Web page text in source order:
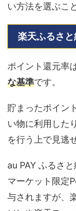
い方法を選ぶこ
楽天ふるさ
ポイント還元率
な基準です。
貯まったポイン
い物に利用した
を行う上で見逃
au PAY ふるさ
マーケット限定
与されますが、